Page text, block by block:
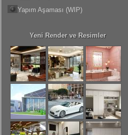
Yapım Aşaması (WIP)
Yeni Render ve Resimler